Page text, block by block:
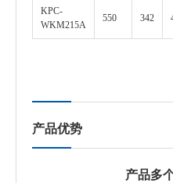
KPC-
WKM215A
550 342
产品优势
产品多